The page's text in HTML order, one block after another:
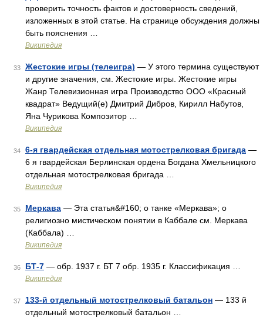
проверить точность фактов и достоверность сведений,
изложенных в этой статье. На странице обсуждения должны
быть пояснения …
Википедия
33 Жестокие игры (телеигра) — У этого термина существуют
и другие значения, см. Жестокие игры. Жестокие игры
Жанр Телевизионная игра Производство ООО «Красный
квадрат» Ведущий(е) Дмитрий Дибров, Кирилл Набутов,
Яна Чурикова Композитор …
Википедия
34 6-я гвардейская отдельная мотострелковая бригада —
6 я гвардейская Берлинская ордена Богдана Хмельницкого
отдельная мотострелковая бригада …
Википедия
35 Меркава — Эта статья&#160; о танке «Меркава»; о
религиозно мистическом понятии в Каббале см. Меркава
(Каббала) …
Википедия
36 БТ-7 — обр. 1937 г. БТ 7 обр. 1935 г. Классификация …
Википедия
37 133-й отдельный мотострелковый батальон — 133 й
отдельный мотострелковый батальон …